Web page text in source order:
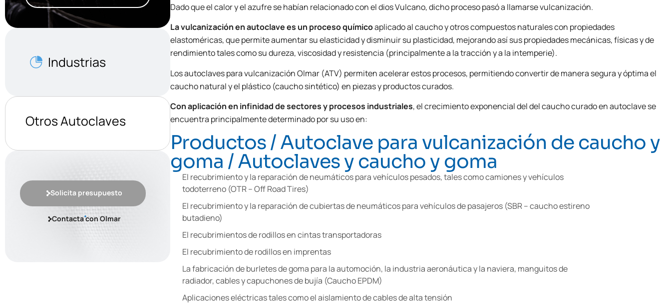
Industrias
Otros Autoclaves
Solicita presupuesto
Contacta con Olmar
Dado que el calor y el azufre se habían relacionado con el dios Vulcano, dicho proceso pasó a llamarse vulcanización.
La vulcanización en autoclave es un proceso químicoaplicado al caucho y otros compuestos naturales con propiedades
elastoméricas, que permite aumentar su elasticidad y disminuir su plasticidad, mejorando así sus propiedades mecánicas, físicas y de
rendimiento tales como su dureza, viscosidad y resistencia (principalmente a la tracción y a la intemperie).
Los autoclaves para vulcanización Olmar (ATV) permiten acelerar estos procesos, permitiendo convertir de manera segura y óptima el
caucho natural y el plástico (caucho sintético) en piezas y productos curados.
Con aplicación en infinidad de sectores y procesos industriales, el crecimiento exponencial del del caucho curado en autoclave se
encuentra principalmente determinado por su uso en:
Productos / Autoclave para vulcanización de caucho y
goma / Autoclaves y caucho y goma
El recubrimiento y la reparación de neumáticos para vehículos pesados, tales como camiones y vehículos
todoterreno (OTR – Off Road Tires)
El recubrimiento y la reparación de cubiertas de neumáticos para vehículos de pasajeros (SBR – caucho estireno
butadieno)
El recubrimientos de rodillos en cintas transportadoras
El recubrimiento de rodillos en imprentas
La fabricación de burletes de goma para la automoción, la industria aeronáutica y la naviera, manguitos de
radiador, cables y capuchones de bujía (Caucho EPDM)
Aplicaciones eléctricas tales como el aislamiento de cables de alta tensión